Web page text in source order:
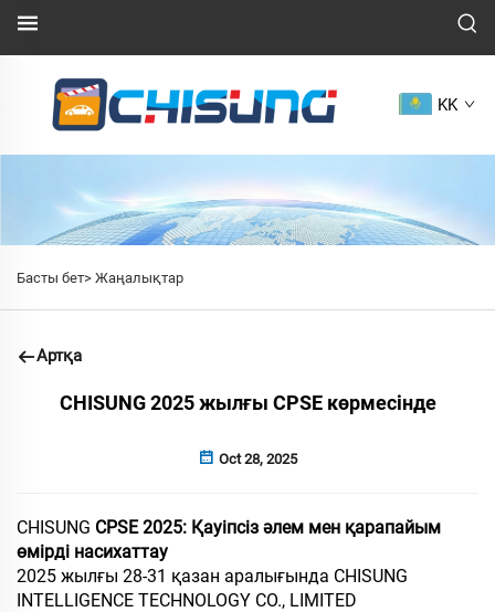
KK
Басты бет> Жаңалықтар
Артқа
CHISUNG 2025 жылғы CPSE көрмесінде
Oct 28, 2025
CHISUNG CPSE 2025: Қауіпсіз әлем мен қарапайым
өмірді насихаттау
2025 жылғы 28-31 қазан аралығында CHISUNG
INTELLIGENCE TECHNOLOGY CO., LIMITED